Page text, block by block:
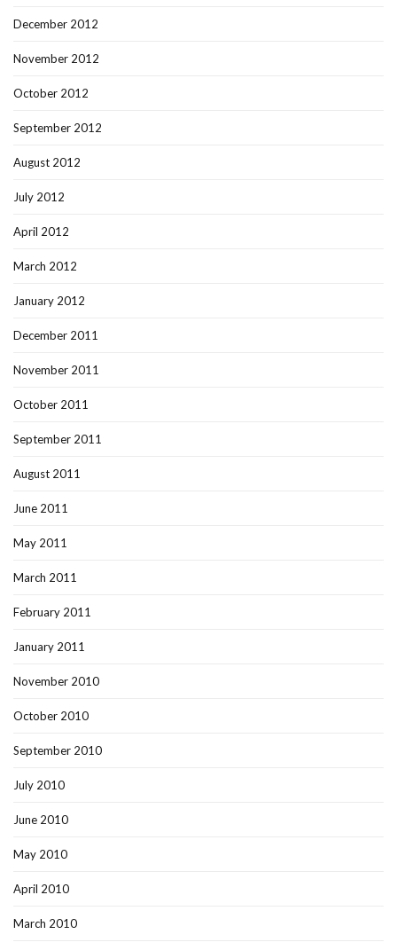
December 2012
November 2012
October 2012
September 2012
August 2012
July 2012
April 2012
March 2012
January 2012
December 2011
November 2011
October 2011
September 2011
August 2011
June 2011
May 2011
March 2011
February 2011
January 2011
November 2010
October 2010
September 2010
July 2010
June 2010
May 2010
April 2010
March 2010